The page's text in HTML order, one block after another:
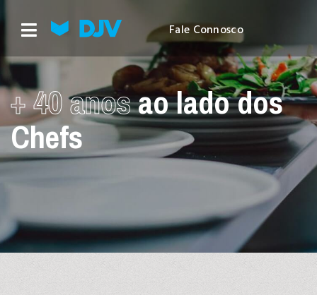
Fale Connosco
+ 40 anosao lado dos
Chefs